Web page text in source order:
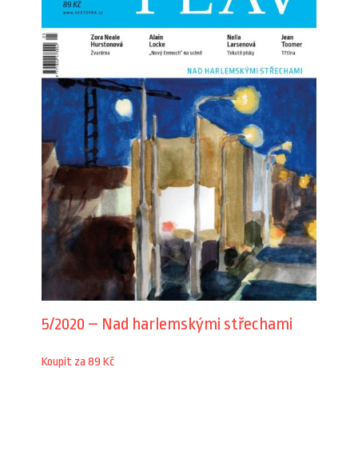
5/2020 – Nad harlemskými střechami
Koupit za 89 Kč